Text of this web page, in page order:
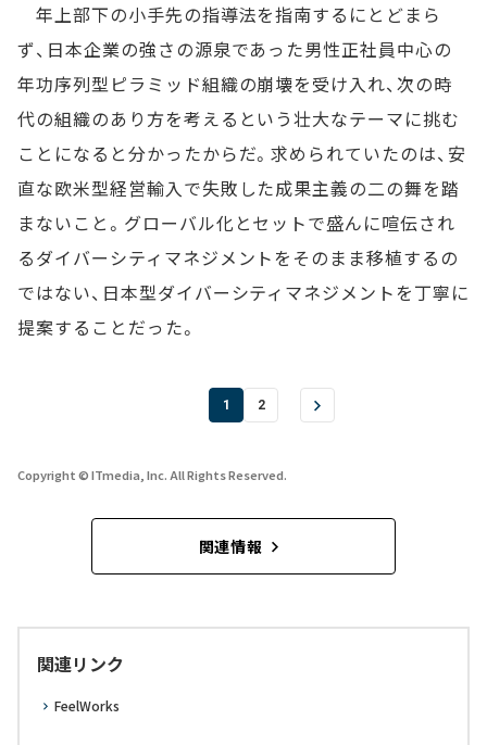
年上部下の小手先の指導法を指南するにとどまら
ず、日本企業の強さの源泉であった男性正社員中心の
年功序列型ピラミッド組織の崩壊を受け入れ、次の時
代の組織のあり方を考えるという壮大なテーマに挑む
ことになると分かったからだ。求められていたのは、安
直な欧米型経営輸入で失敗した成果主義の二の舞を踏
まないこと。グローバル化とセットで盛んに喧伝され
るダイバーシティマネジメントをそのまま移植するの
ではない、日本型ダイバーシティマネジメントを丁寧に
提案することだった。
1 2
Copyright © ITmedia, Inc. All Rights Reserved.
関連情報
関連リンク
FeelWorks